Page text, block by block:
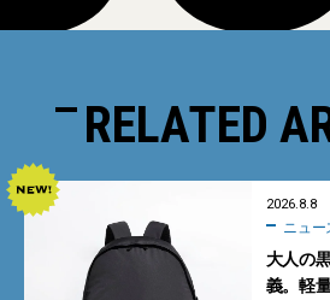
RELATED
2026.8.8
ニュー
大人の
義。軽